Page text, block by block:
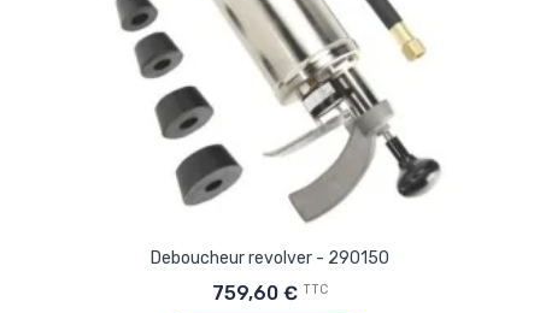
Deboucheur revolver - 290150
759,60 € TTC